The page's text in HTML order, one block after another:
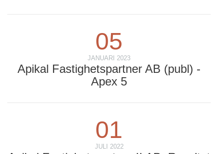
05
JANUARI 2023
Apikal Fastighetspartner AB (publ) -
Apex 5
01
JULI 2022